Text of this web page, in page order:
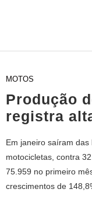
MOTOS
Produção
registra
Em janeiro saíram
motocicletas, contra
75.959 no primeiro
crescimentos de